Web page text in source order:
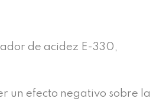
de acidez E-330,
un efecto negativo sobre la